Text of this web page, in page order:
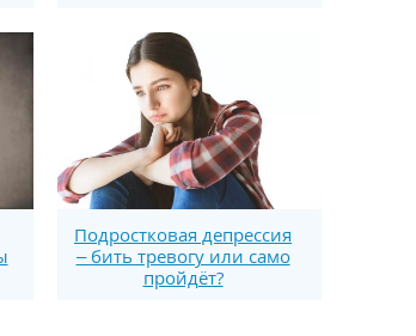
Подростковая депрессия
– бить тревогу или само
пройдёт?